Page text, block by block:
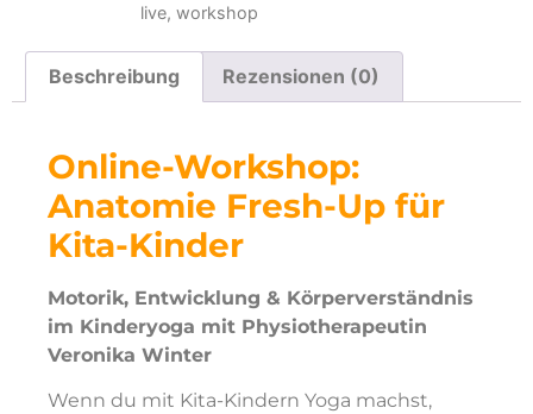
live, workshop
Beschreibung Rezensionen (0)
Online-Workshop:
Anatomie Fresh-Up für
Kita-Kinder
Motorik, Entwicklung & Körperverständnis
im Kinderyoga mit Physiotherapeutin
Veronika Winter
Wenn du mit Kita-Kindern Yoga machst,